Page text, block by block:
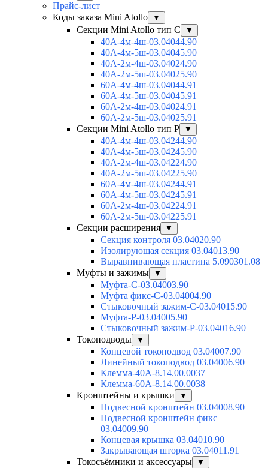
Прайс-лист
Коды заказа Mini Atollo
▼
Секции Mini Atollo тип С ▼
40А-4м-4ш-03.04044.90
40А-4м-5ш-03.04045.90
40А-2м-4ш-03.04024.90
40А-2м-5ш-03.04025.90
60А-4м-4ш-03.04044.91
60А-4м-5ш-03.04045.91
60А-2м-4ш-03.04024.91
60А-2м-5ш-03.04025.91
Секции Mini Atollo тип Р
▼
40А-4м-4ш-03.04244.90
40А-4м-5ш-03.04245.90
40А-2м-4ш-03.04224.90
40А-2м-5ш-03.04225.90
60А-4м-4ш-03.04244.91
60А-4м-5ш-03.04245.91
60А-2м-4ш-03.04224.91
60А-2м-5ш-03.04225.91
Секции расширения
▼
Секция контроля 03.04020.90
Изолирующая секция 03.04013.90
Выравнивающая пластина 5.090301.08
Муфты и зажимы
▼
Муфта-С-03.04003.90
Муфта фикс-С-03.04004.90
Стыковочный зажим-С-03.04015.90
Муфта-Р-03.04005.90
Стыковочный зажим-Р-03.04016.90
Токоподводы
▼
Концевой токоподвод 03.04007.90
Линейный токоподвод 03.04006.90
Клемма-40А-8.14.00.0037
Клемма-60А-8.14.00.0038
Кронштейны и крышки
▼
Подвесной кронштейн 03.04008.90
Подвесной кронштейн фикс
03.04009.90
Концевая крышка 03.04010.90
Закрывающая шторка 03.04011.91
Токосъёмники и аксессуары
▼